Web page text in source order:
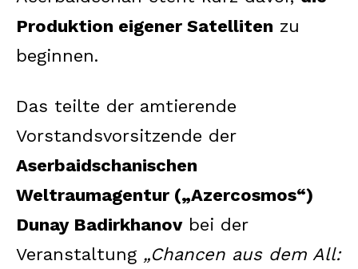
Produktion eigener Satelliten zu
beginnen.
Das teilte der amtierende
Vorstandsvorsitzende der
Aserbaidschanischen
Weltraumagentur („Azercosmos“)
Dunay Badirkhanovbei der
Veranstaltung „Chancen aus dem All: